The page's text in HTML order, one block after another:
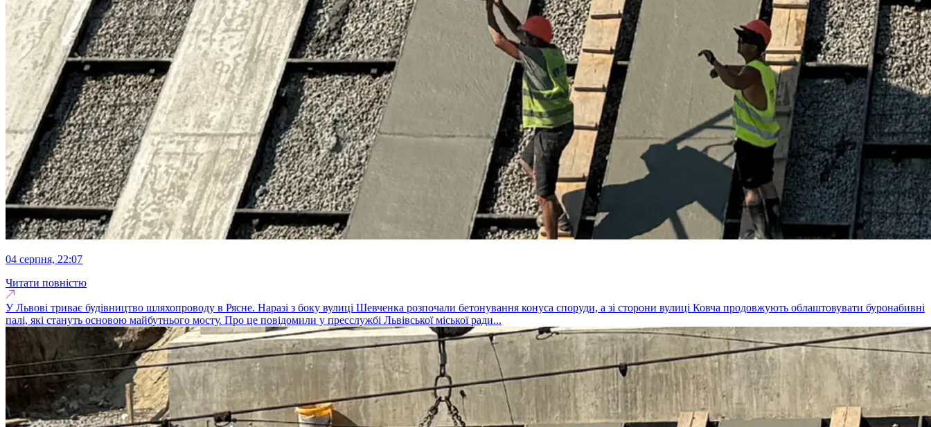
04 серпня, 22:07
Читати повністю
У Львові триває будівництво шляхопроводу в Рясне. Наразі з боку вулиці Шевченка розпочали бетонування конуса споруди, а зі сторони вулиці Ковча продовжують облаштовувати буронабивні
палі, які стануть основою майбутнього мосту. Про це повідомили у пресслужбі Львівської міської ради...